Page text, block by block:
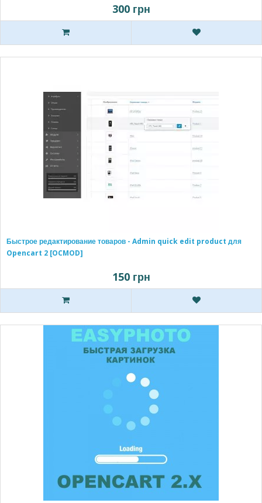
300 грн
Быстрое редактирование товаров - Admin quick edit product для
Opencart 2 [OCMOD]
150 грн